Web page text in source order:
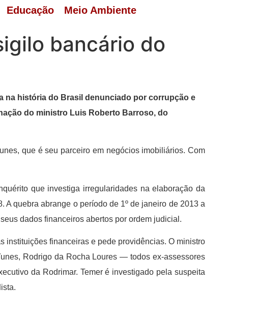
Educação Meio Ambiente
bancário do
na história do Brasil denunciado por corrupção e
do ministro Luis Roberto Barroso, do
que é seu parceiro em negócios imobiliários. Com
que investiga irregularidades na elaboração da
quebra abrange o período de 1º de janeiro de 2013 a
dados financeiros abertos por ordem judicial.
instituições financeiras e pede providências. O ministro
Rodrigo da Rocha Loures — todos ex-assessores
da Rodrimar. Temer é investigado pela suspeita